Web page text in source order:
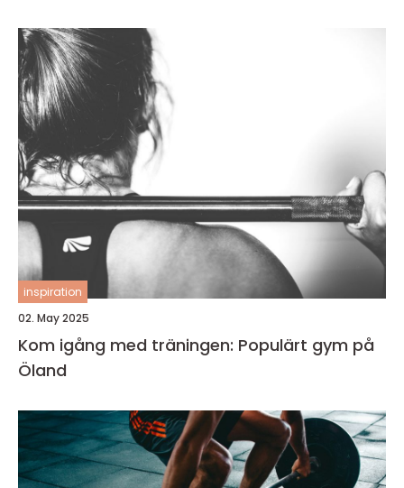
inspiration
02. May 2025
Kom igång med träningen: Populärt gym på
Öland